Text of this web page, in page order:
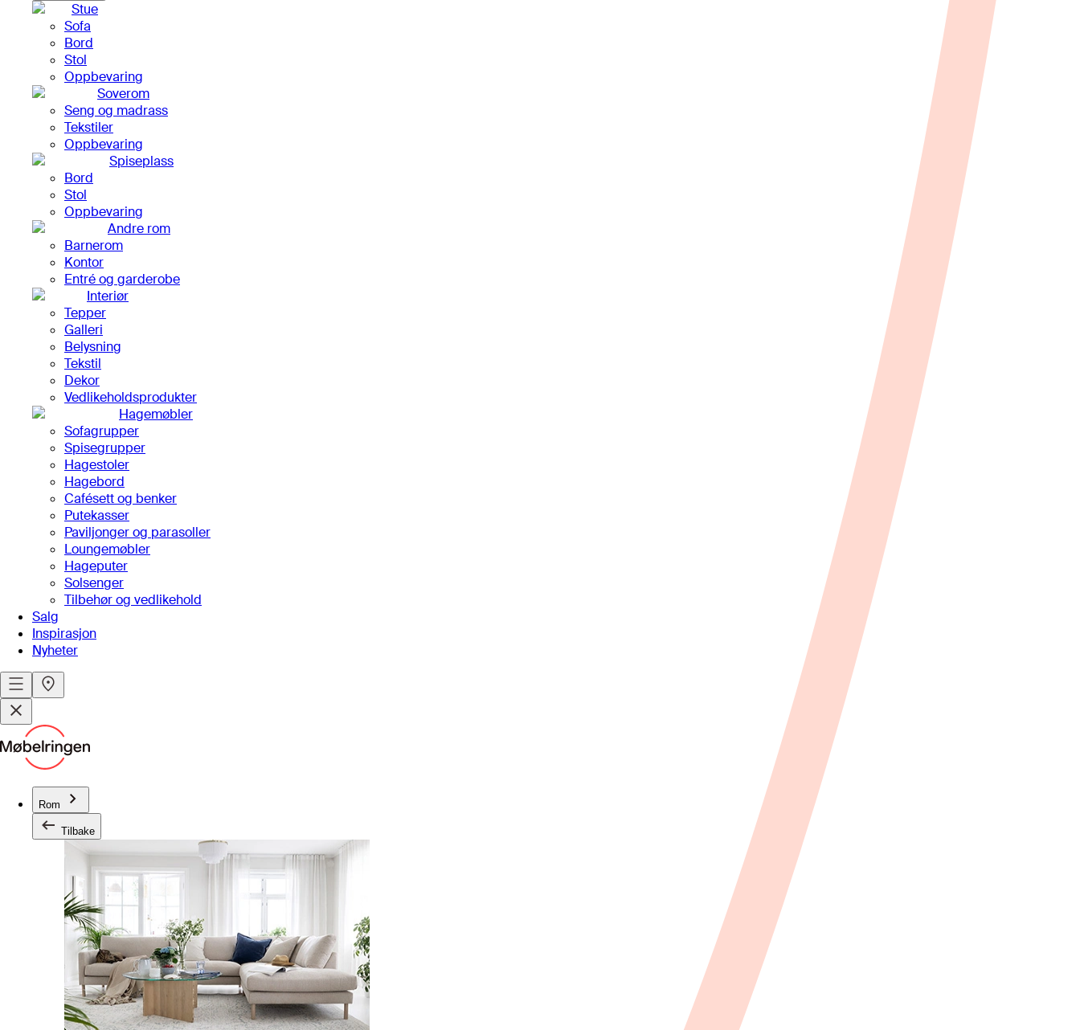
Stue
Sofa
Bord
Stol
Oppbevaring
Soverom
Seng og madrass
Tekstiler
Oppbevaring
Spiseplass
Bord
Stol
Oppbevaring
Andre rom
Barnerom
Kontor
Entré og garderobe
Interiør
Tepper
Galleri
Belysning
Tekstil
Dekor
Vedlikeholdsprodukter
Hagemøbler
Sofagrupper
Spisegrupper
Hagestoler
Hagebord
Cafésett og benker
Putekasser
Paviljonger og parasoller
Loungemøbler
Hageputer
Solsenger
Tilbehør og vedlikehold
Salg
Inspirasjon
Nyheter
Rom
Tilbake